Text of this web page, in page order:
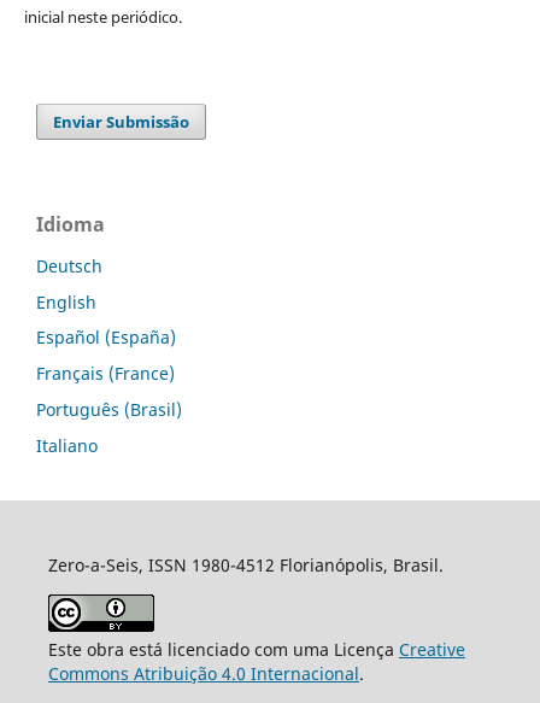
inicial neste periódico.
Enviar Submissão
Idioma
Deutsch
English
Español (España)
Français (France)
Português (Brasil)
Italiano
Zero-a-Seis, ISSN 1980-4512 Florianópolis, Brasil.
Este obra está licenciado com uma Licença Creative
Commons Atribuição 4.0 Internacional.